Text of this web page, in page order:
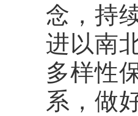
念，持
进以南
多样性
系，做